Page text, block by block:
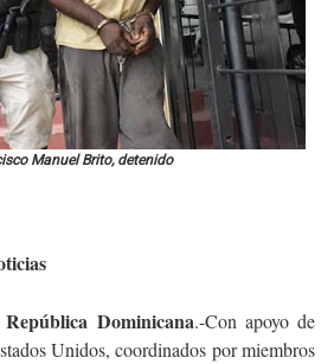
Manuel Brito, detenido
Dominicana.-Con apoyo de
Unidos, coordinados por miembros